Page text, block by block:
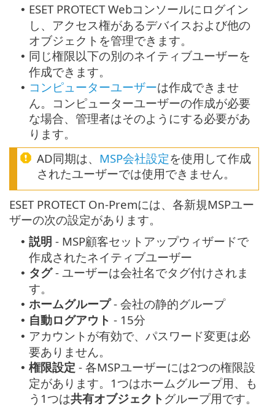
• ESET PROTECT Webコンソールにログイン
し、アクセス権があるデバイスおよび他の
オブジェクトを管理できます。
• 同じ権限以下の別のネイティブユーザーを
作成できます。
• コンピューターユーザーは作成できませ
ん。コンピューターユーザーの作成が必要
な場合、管理者はそのようにする必要があ
ります。
AD同期は、 MSP会社設定を使用して作成
されたユーザーでは使用できません。
ESET PROTECT On-Premには、各新規MSPユー
ザーの次の設定があります。
• 説明 - MSP顧客セットアップウィザードで
作成されたネイティブユーザー
• タグ- ユーザーは会社名でタグ付けされま
す。
• ホームグループ- 会社の静的グループ
• 自動ログアウト - 15分
• アカウントが有効で、パスワード変更は必
要ありません。
• 権限設定 - 各MSPユーザーには2つの権限設
定があります。1つはホームグループ用、も
う1つは共有オブジェクト グループ用です。